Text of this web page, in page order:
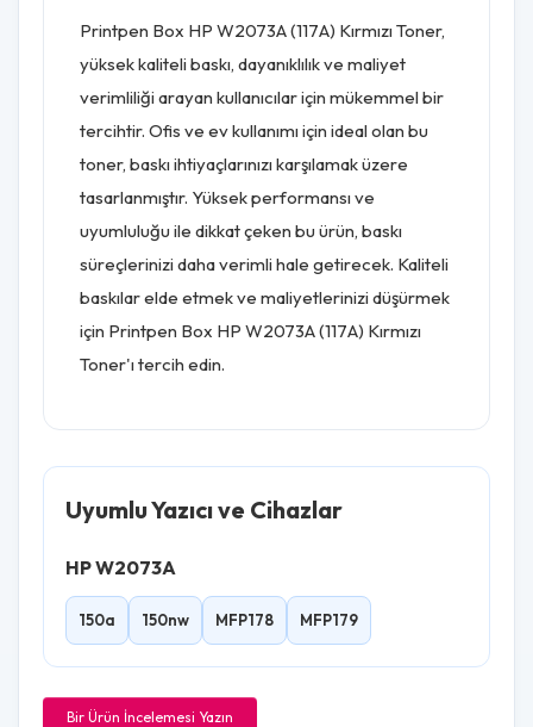
Printpen Box HP W2073A (117A) Kırmızı Toner,
yüksek kaliteli baskı, dayanıklılık ve maliyet
verimliliği arayan kullanıcılar için mükemmel bir
tercihtir. Ofis ve ev kullanımı için ideal olan bu
toner, baskı ihtiyaçlarınızı karşılamak üzere
tasarlanmıştır. Yüksek performansı ve
uyumluluğu ile dikkat çeken bu ürün, baskı
süreçlerinizi daha verimli hale getirecek. Kaliteli
baskılar elde etmek ve maliyetlerinizi düşürmek
için Printpen Box HP W2073A (117A) Kırmızı
Toner'ı tercih edin.
Uyumlu Yazıcı ve Cihazlar
HP W2073A
150a 150nw MFP178 MFP179
Bir Ürün İncelemesi Yazın